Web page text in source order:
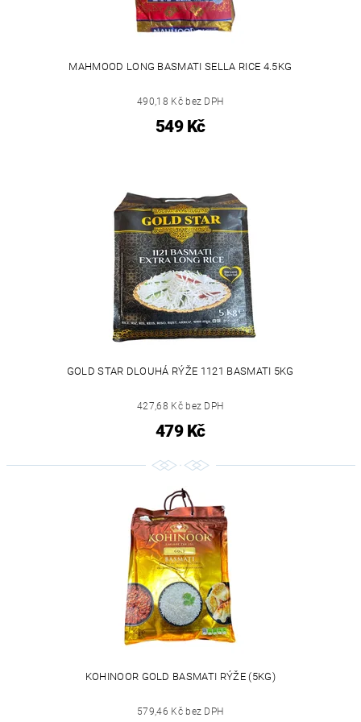
MAHMOOD LONG BASMATI SELLA RICE 4.5KG
490,18 Kč bez DPH
549 Kč
GOLD STAR DLOUHÁ RÝŽE 1121 BASMATI 5KG
427,68 Kč bez DPH
479 Kč
KOHINOOR GOLD BASMATI RÝŽE (5KG)
579,46 Kč bez DPH